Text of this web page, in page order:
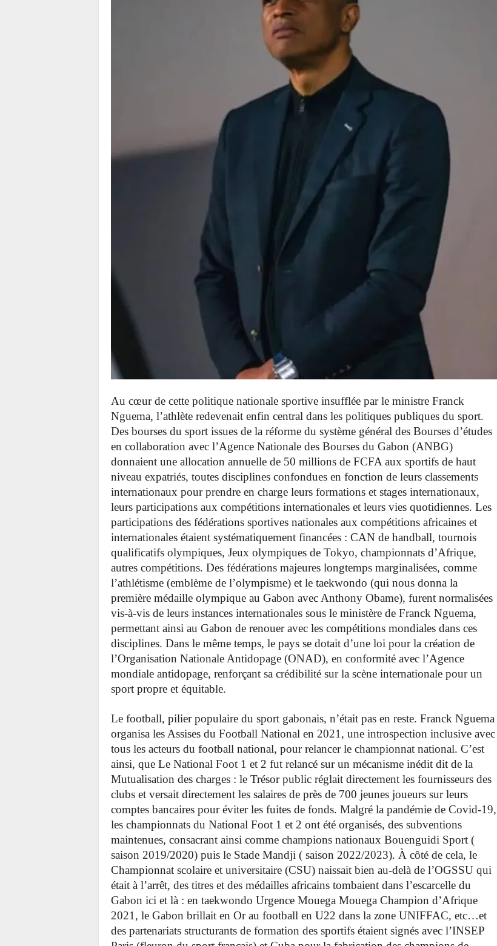
Au cœur de cette politique nationale sportive insufflée par le ministre Franck
Nguema, l’athlète redevenait enfin central dans les politiques publiques du sport.
Des bourses du sport issues de la réforme du système général des Bourses d’études
en collaboration avec l’Agence Nationale des Bourses du Gabon (ANBG)
donnaient une allocation annuelle de 50 millions de FCFA aux sportifs de haut
niveau expatriés, toutes disciplines confondues en fonction de leurs classements
internationaux pour prendre en charge leurs formations et stages internationaux,
leurs participations aux compétitions internationales et leurs vies quotidiennes. Les
participations des fédérations sportives nationales aux compétitions africaines et
internationales étaient systématiquement financées : CAN de handball, tournois
qualificatifs olympiques, Jeux olympiques de Tokyo, championnats d’Afrique,
autres compétitions. Des fédérations majeures longtemps marginalisées, comme
l’athlétisme (emblème de l’olympisme) et le taekwondo (qui nous donna la
première médaille olympique au Gabon avec Anthony Obame), furent normalisées
vis-à-vis de leurs instances internationales sous le ministère de Franck Nguema,
permettant ainsi au Gabon de renouer avec les compétitions mondiales dans ces
disciplines. Dans le même temps, le pays se dotait d’une loi pour la création de
l’Organisation Nationale Antidopage (ONAD), en conformité avec l’Agence
mondiale antidopage, renforçant sa crédibilité sur la scène internationale pour un
sport propre et équitable.
Le football, pilier populaire du sport gabonais, n’était pas en reste. Franck Nguema
organisa les Assises du Football National en 2021, une introspection inclusive avec
tous les acteurs du football national, pour relancer le championnat national. C’est
ainsi, que Le National Foot 1 et 2 fut relancé sur un mécanisme inédit dit de la
Mutualisation des charges : le Trésor public réglait directement les fournisseurs des
clubs et versait directement les salaires de près de 700 jeunes joueurs sur leurs
comptes bancaires pour éviter les fuites de fonds. Malgré la pandémie de Covid-19,
les championnats du National Foot 1 et 2 ont été organisés, des subventions
maintenues, consacrant ainsi comme champions nationaux Bouenguidi Sport (
saison 2019/2020) puis le Stade Mandji ( saison 2022/2023). À côté de cela, le
Championnat scolaire et universitaire (CSU) naissait bien au-delà de l’OGSSU qui
était à l’arrêt, des titres et des médailles africains tombaient dans l’escarcelle du
Gabon ici et là : en taekwondo Urgence Mouega Mouega Champion d’Afrique
2021, le Gabon brillait en Or au football en U22 dans la zone UNIFFAC, etc…et
des partenariats structurants de formation des sportifs étaient signés avec l’INSEP